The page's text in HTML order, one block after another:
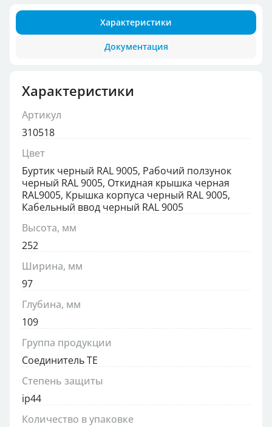
Характеристики
Документация
Характеристики
Артикул
310518
Цвет
Буртик черный RAL 9005, Рабочий ползунок
черный RAL 9005, Откидная крышка черная
RAL9005, Крышка корпуса черный RAL 9005,
Кабельный ввод черный RAL 9005
Высота, мм
252
Ширина, мм
97
Глубина, мм
109
Группа продукции
Соединитель TE
Степень защиты
ip44
Количество в упаковке